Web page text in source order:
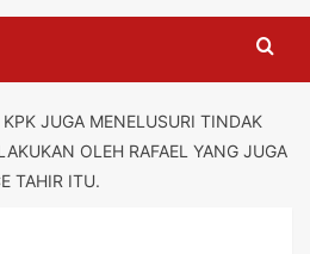
JUGA MENELUSURI TINDAK
OLEH RAFAEL YANG JUGA
TAHIR ITU.